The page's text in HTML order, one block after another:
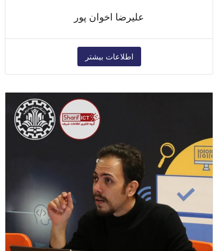
علیرضا اخوان پور
اطلاعات بیشتر